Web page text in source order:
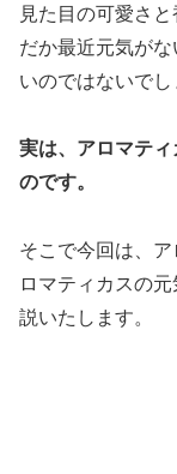
見た目の可愛さ
だか最近元気が
いのではないでし
実は、アロマテ
のです。
そこで今回は、
ロマティカスの
説いたします。